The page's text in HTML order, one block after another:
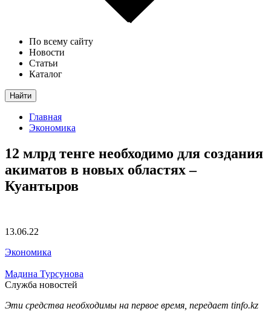
По всему сайту
Новости
Статьи
Каталог
Найти
Главная
Экономика
12 млрд тенге необходимо для создания
акиматов в новых областях –
Куантыров
13.06.22
Экономика
Мадина Турсунова
Служба новостей
Эти средства необходимы на первое время, передает tinfo.kz